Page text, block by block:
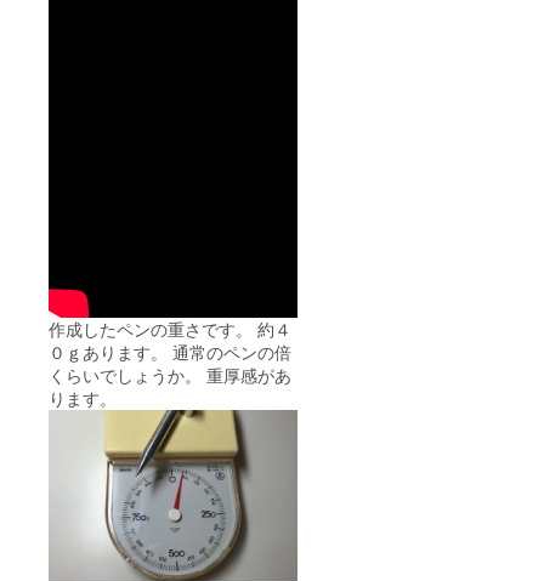
作成したペンの重さです。 約４
０ｇあります。 通常のペンの倍
くらいでしょうか。 重厚感があ
ります。